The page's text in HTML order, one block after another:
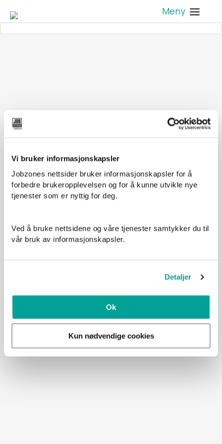
Vi bruker informasjonskapsler
Jobzones nettsider bruker informasjonskapsler for å
forbedre brukeropplevelsen og for å kunne utvikle nye
tjenester som er nyttig for deg.
Ved å bruke nettsidene og våre tjenester samtykker du til
vår bruk av informasjonskapsler.
Detaljer
Ok
Kun nødvendige cookies
Meny